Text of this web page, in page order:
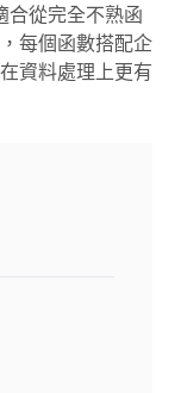
從完全不熟函
每個函數搭配企
資料處理上更有